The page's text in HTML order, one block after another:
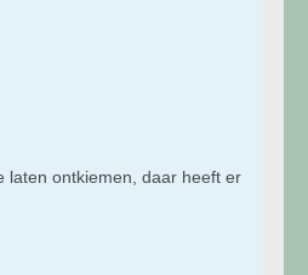
laten ontkiemen, daar heeft er